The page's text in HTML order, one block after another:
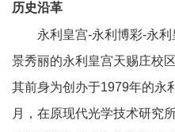
历史沿革
永利皇宫-永利博彩-永
景秀丽的永利皇宫天赐庄校
其前身为创办于1979年的永
月，在原现代光学技术研究